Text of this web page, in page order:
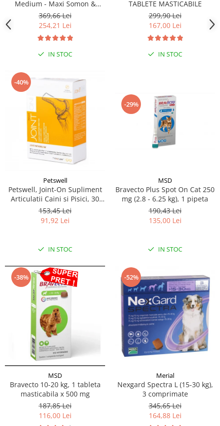
Medium - Maxi Somon &
Orez, 12 kg
369,66 Lei
254,21 Lei
IN STOC
TABLETE MASTICABILE
299,90 Lei
167,00 Lei
IN STOC
-40%
Petswell
Petswell, Joint-On Supliment
Articulatii Caini si Pisici, 30
tablete
153,45 Lei
91,92 Lei
IN STOC
-29%
MSD
Bravecto Plus Spot On Cat 250
mg (2.8 - 6.25 kg), 1 pipeta
190,43 Lei
135,00 Lei
IN STOC
-38%
MSD
Bravecto 10-20 kg, 1 tableta
masticabila x 500 mg
187,85 Lei
116,00 Lei
-52%
Merial
Nexgard Spectra L (15-30 kg),
3 comprimate
345,65 Lei
164,88 Lei